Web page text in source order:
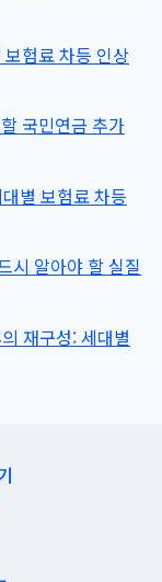
험료 차등 인상
국민연금 추가
별 보험료 차등
시 알아야 할 실질
재구성: 세대별